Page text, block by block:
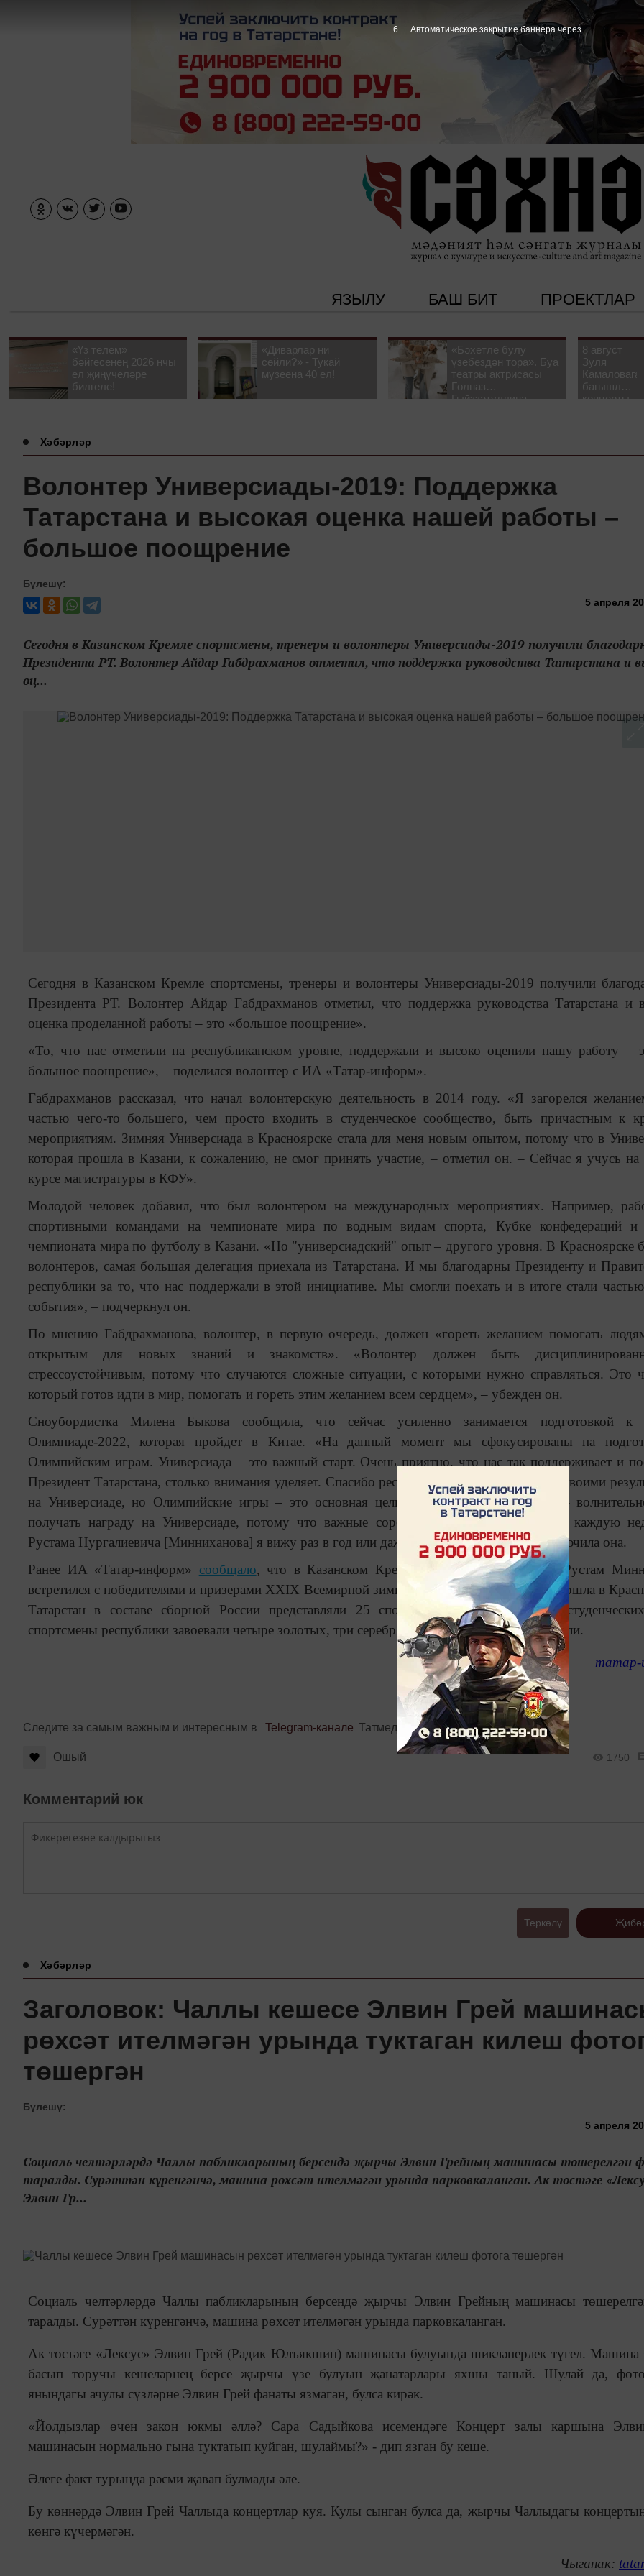
ЯЗЫЛУ БАШ БИТ ПРОЕКТЛАР
«Үз телем»
бәйгесенең 2026 нчы
ел җиңүчеләре
билгеле!
«Диварлар ни
сөйли?» - Тукай
музеена 40 ел!
«Бәхетле булу
үзебездән тора». Буа
театры актрисасы
Гөлназ
Гыйззәтуллина-
8 август
Зуля
Камаловага
багышлау
концерты
Хәбәрләр
Волонтер Универсиады-2019: Поддержка
Татарстана и высокая оценка нашей работы –
большое поощрение
Бүлешү:
5 апреля
Сегодня в Казанском Кремле спортсмены, тренеры и волонтеры Универсиады-2019 получили
Президента РТ. Волонтер Айдар Габдрахманов отметил, что поддержка руководства Татарстана и
оц...
Сегодня в Казанском Кремле спортсмены, тренеры и волонтеры Универсиады-2019 получили
Президента РТ. Волонтер Айдар Габдрахманов отметил, что поддержка руководства Татарстана и
оценка проделанной работы – это «большое поощрение».
«То, что нас отметили на республиканском уровне, поддержали и высоко оценили нашу работу –
большое поощрение», – поделился волонтер с ИА «Татар-информ».
Габдрахманов рассказал, что начал волонтерскую деятельность в 2014 году. «Я загорелся
частью чего-то большего, чем просто входить в студенческое сообщество, быть причастным к
мероприятиям. Зимняя Универсиада в Красноярске стала для меня новым опытом, потому что в
которая прошла в Казани, к сожалению, не смог принять участие, – отметил он. – Сейчас я учусь на
курсе магистратуры в КФУ».
Молодой человек добавил, что был волонтером на международных мероприятиях. Например,
спортивными командами на чемпионате мира по водным видам спорта, Кубке конфедераций и
чемпионата мира по футболу в Казани. «Но "универсиадский" опыт – другого уровня. В Красноярске
волонтеров, самая большая делегация приехала из Татарстана. И мы благодарны Президенту и
республики за то, что нас поддержали в этой инициативе. Мы смогли поехать и в итоге стали частью
события», – подчеркнул он.
По мнению Габдрахманова, волонтер, в первую очередь, должен «гореть желанием помогать
открытым для новых знаний и знакомств». «Волонтер должен быть
стрессоустойчивым, потому что случаются сложные ситуации, с которыми нужно справляться. Это
который готов идти в мир, помогать и гореть этим желанием всем сердцем», – убежден он.
Сноубордистка Милена Быкова сообщила, что сейчас усиленно занимается подготовкой к
Олимпиаде-2022, которая пройдет в Китае. «На данный момент мы сфокусированы на
Олимпийским играм. Универсиада – это важный старт. Очень приятно, что нас так поддерживает и
Президент Татарстана, столько внимания уделяет. Спасибо республике за это. Я довольна своими
на Универсиаде, но Олимпийские игры – это основная цель. Встреча с Президентом –
получать награду на Универсиаде, потому что важные соревнования проходят у меня каждую
Рустама Нургалиевича [Минниханова] я вижу раз в год или даже раз в четыре года», – заключила она.
Ранее ИА «Татар-информ» сообщало, что в Казанском Кремле Президент Татарстана Рустам
встретился с победителями и призерами XXIX Всемирной зимней универсиады, которая прошла в
Татарстан в составе сборной России представляли 25 спортсменов. На Всемирных
спортсмены республики завоевали четыре золотых, три серебряные и одну бронзовую медали.
татар-
Следите за самым важным и интересным в Telegram-канале Татмедиа
Ошый 1750
Комментарий юк
Теркәлү
Хәбәрләр
Заголовок: Чаллы кешесе Элвин Грей
рөхсәт ителмәгән урында туктаган килеш
төшергән
Бүлешү:
5 апреля
Социаль челтәрләрдә Чаллы пабликларының берсендә җырчы Элвин Грейның машинасы төшерелгән
таралды. Сурәттән күренгәнчә, машина рөхсәт ителмәгән урында парковкаланган. Ак төстәге
Элвин Гр...
Социаль челтәрләрдә Чаллы пабликларының берсендә җырчы Элвин Грейның машинасы
таралды. Сурәттән күренгәнчә, машина рөхсәт ителмәгән урында парковкаланган.
Ак төстәге «Лексус» Элвин Грей (Радик Юлъякшин) машинасы булуында шикләнерлек түгел. Машина
басып торучы кешеләрнең берсе җырчы үзе булуын җанатарлары яхшы таный. Шулай да,
янындагы ачулы сүзләрне Элвин Грей фанаты язмаган, булса кирәк.
«Йолдызлар өчен закон юкмы әллә? Сара Садыйкова исемендәге Концерт залы каршына
машинасын нормально гына туктатып куйган, шулаймы?» - дип язган бу кеше.
Әлеге факт турында рәсми җавап булмады әле.
Бу көннәрдә Элвин Грей Чаллыда концертлар куя. Кулы сынган булса да, җырчы Чаллыдагы
көнгә күчермәгән.
Чыганак:
5 Автоматическое закрытие баннера через